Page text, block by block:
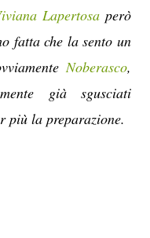
Lapertosa però
fatta che la sento un
Noberasco,
già sgusciati
più la preparazione.